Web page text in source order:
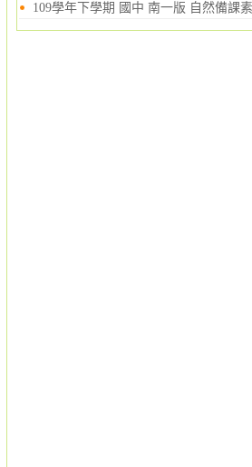
109學年下學期 國中 南一版 自然備課